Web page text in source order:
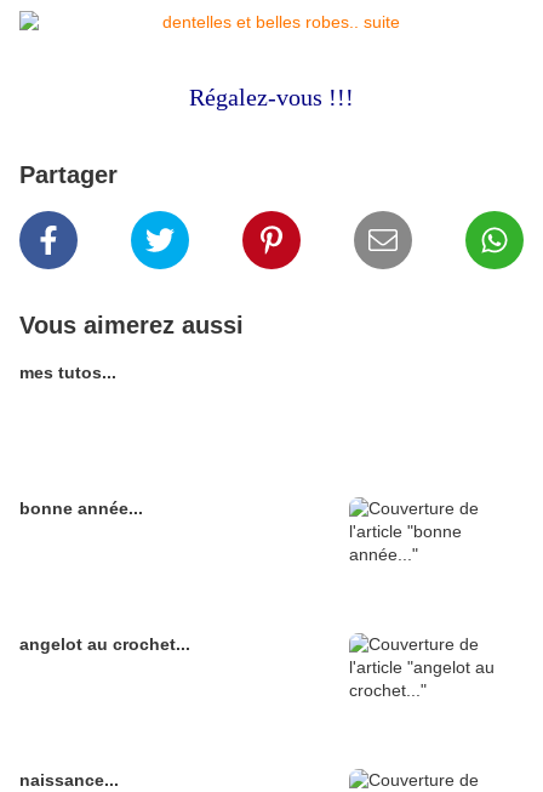
Régalez-vous !!!
Partager
Vous aimerez aussi
mes tutos...
bonne année...
angelot au crochet...
naissance...